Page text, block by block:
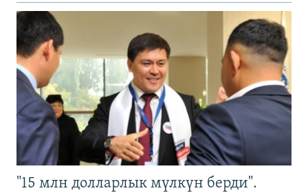
"15 млн долларлык мүлкүн берди".